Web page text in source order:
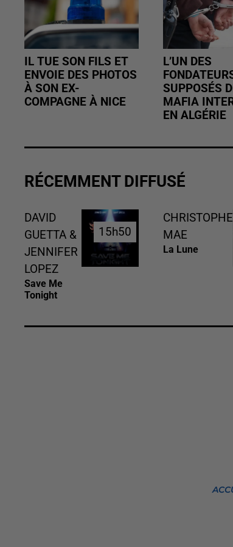
IL TUE SON FILS ET
ENVOIE DES PHOTOS
À SON EX-
COMPAGNE À NICE
L’UN DES
SUPPOSÉS
MAFIA
EN ALGÉRIE
RÉCEMMENT DIFFUSÉ
DAVID
GUETTA &
JENNIFER
LOPEZ
Save Me
Tonight
15h50
15h50
CHRISTOPHE
MAE
La Lune